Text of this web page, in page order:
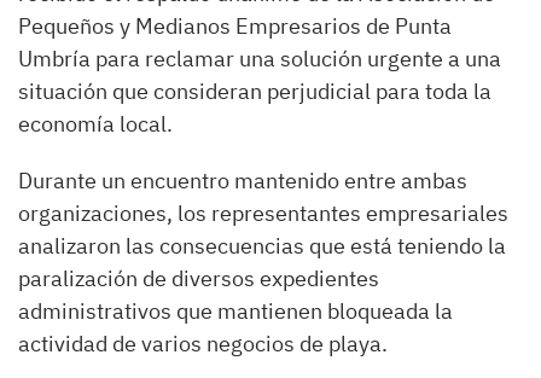
Pequeños y Medianos Empresarios de Punta
Umbría para reclamar una solución urgente a una
situación que consideran perjudicial para toda la
economía local.
Durante un encuentro mantenido entre ambas
organizaciones, los representantes empresariales
analizaron las consecuencias que está teniendo la
paralización de diversos expedientes
administrativos que mantienen bloqueada la
actividad de varios negocios de playa.